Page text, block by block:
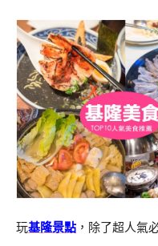
玩基隆景點 ，除了超人氣